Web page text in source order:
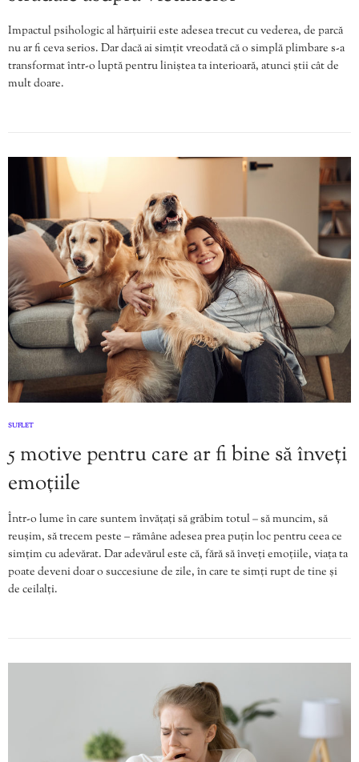
Impactul psihologic al hărțuirii este adesea trecut cu vederea, de parcă
nu ar fi ceva serios. Dar dacă ai simțit vreodată că o simplă plimbare s-a
transformat într-o luptă pentru liniștea ta interioară, atunci știi cât de
mult doare.
SUFLET
5 motive pentru care ar fi bine să înveți
emoțiile
Într-o lume în care suntem învățați să grăbim totul – să muncim, să
reușim, să trecem peste – rămâne adesea prea puțin loc pentru ceea ce
simțim cu adevărat. Dar adevărul este că, fără să înveți emoțiile, viața ta
poate deveni doar o succesiune de zile, în care te simți rupt de tine și
de ceilalți.